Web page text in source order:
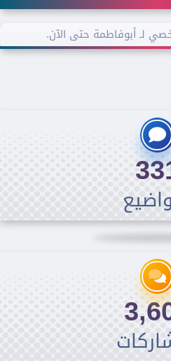
لـ أبوفاطمة حتى الآن.